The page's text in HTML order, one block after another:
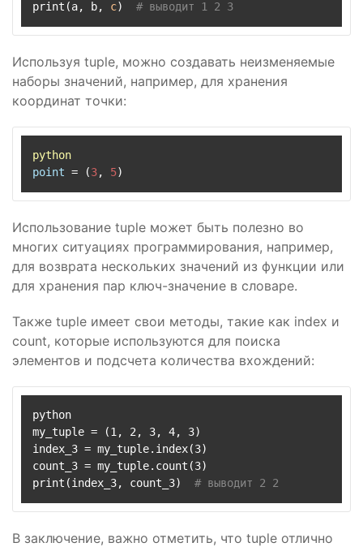
print (a, b, c) # выводит 1 2 3
Используя tuple, можно создавать неизменяемые
наборы значений, например, для хранения
координат точки:
python
point = (3, 5
Использование tuple может быть полезно во
многих ситуациях программирования, например,
для возврата нескольких значений из функции или
для хранения пар ключ-значение в словаре.
Также tuple имеет свои методы, такие как index и
count, которые используются для поиска
элементов и подсчета количества вхождений:
python
my_tuple = (1, 2, 3, 4, 3)
index_3 = my_tuple.index(3)
count_3 = my_tuple.count(3)
print(index_3, count_3) # выводит 2 2
В заключение, важно отметить, что tuple отлично